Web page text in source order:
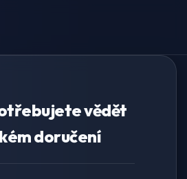
vědět
doručení